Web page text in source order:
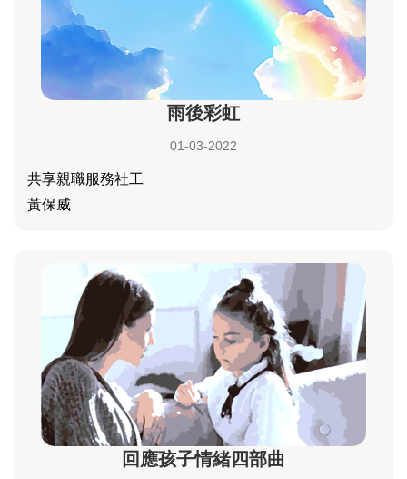
雨後彩虹
01-03-2022
共享親職服務社工
黃保威
回應孩子情緒四部曲